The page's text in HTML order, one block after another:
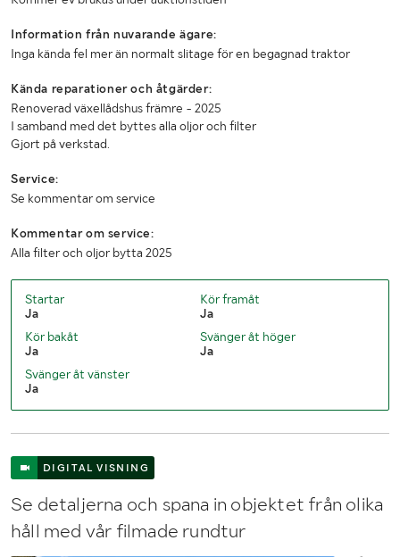
Höjd (mm)
Information från nuvarande ägare:
Inga kända fel mer än normalt slitage för en begagnad traktor
Kända reparationer och åtgärder:
Renoverad växellådshus främre - 2025
I samband med det byttes alla oljor och filter
Gjort på verkstad.
Service:
Se kommentar om service
Kommentar om service:
Alla filter och oljor bytta 2025
Startar
Ja
Kör framåt
Ja
Kör bakåt
Ja
Svänger åt höger
Ja
Svänger åt vänster
Ja
DIGITAL VISNING
Se detaljerna och spana in objektet från olika
håll med vår filmade rundtur